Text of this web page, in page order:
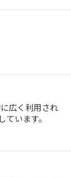
広く利用され
います。